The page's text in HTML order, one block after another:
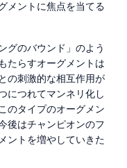
メントに焦点を当てる
グのバウンド」のよう
たらすオーグメントは
の刺激的な相互作用が
につれてマンネリ化し
のタイプのオーグメン
後はチャンピオンのフ
ントを増やしていきた